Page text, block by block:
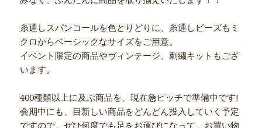
糸通しスパンコールを色とりどりに、糸通しビーズもミ
クロからベーシックなサイズをご用意。
イベント限定の商品やヴィンテージ、刺繍キットもござ
います。
400種類以上に及ぶ商品を、現在急ピッチで準備中です!
会期中にも、目新しい商品をどんどん投入していく予定
ですので、ぜひ何度でも足をお運びになって、お買い物